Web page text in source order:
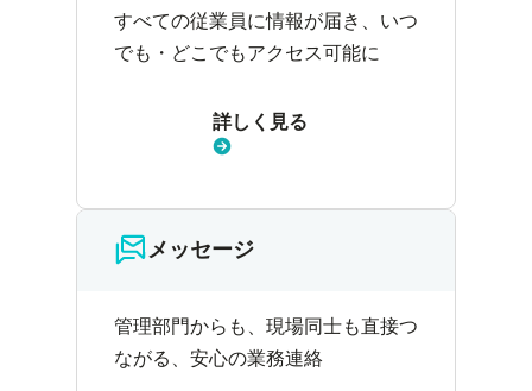
すべての従業員に情報が届き、いつ
でも・どこでもアクセス可能に
詳しく見る
メッセージ
管理部門からも、現場同士も直接つ
ながる、安心の業務連絡